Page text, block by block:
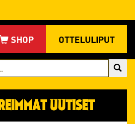
OTTELULIPUT
UUTISET